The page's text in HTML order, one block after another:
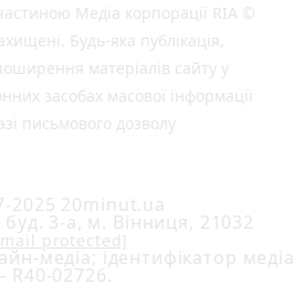
Медіа корпорації RIA ©
Будь-яка публiкацiя,
матеріалів сайту у
засобах масової інформації
письмового дозволу
2025 20minut.ua
3-а, м. Вінниця, 21032
protected]
медіа; ідентифікатор медіа
- R40-02726.